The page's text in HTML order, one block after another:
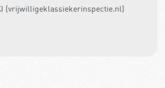
(vrijwilligeklassiekerinspectie.nl)